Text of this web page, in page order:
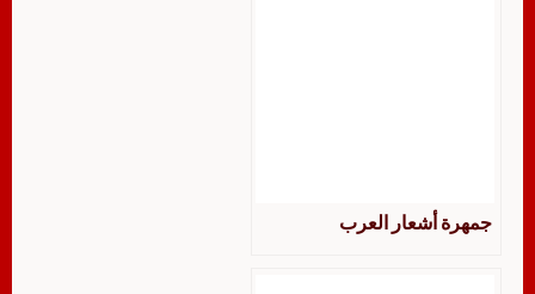
جمهرة أشعار العرب